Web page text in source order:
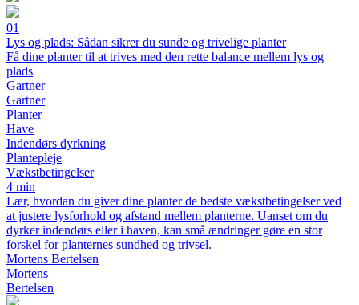
01
Lys og plads: Sådan sikrer du sunde og trivelige planter
Få dine planter til at trives med den rette balance mellem lys og
plads
Gartner
Gartner
Planter
Have
Indendørs dyrkning
Plantepleje
Vækstbetingelser
4 min
Lær, hvordan du giver dine planter de bedste vækstbetingelser ved
at justere lysforhold og afstand mellem planterne. Uanset om du
dyrker indendørs eller i haven, kan små ændringer gøre en stor
forskel for planternes sundhed og trivsel.
Mortens Bertelsen
Mortens
Bertelsen